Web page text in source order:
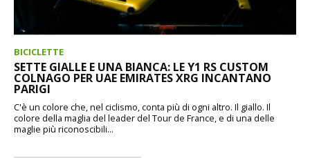
BICICLETTE
SETTE GIALLE E UNA BIANCA: LE Y1 RS CUSTOM
COLNAGO PER UAE EMIRATES XRG INCANTANO
PARIGI
C'è un colore che, nel ciclismo, conta più di ogni altro. Il giallo. Il
colore della maglia del leader del Tour de France, e di una delle
maglie più riconoscibili...